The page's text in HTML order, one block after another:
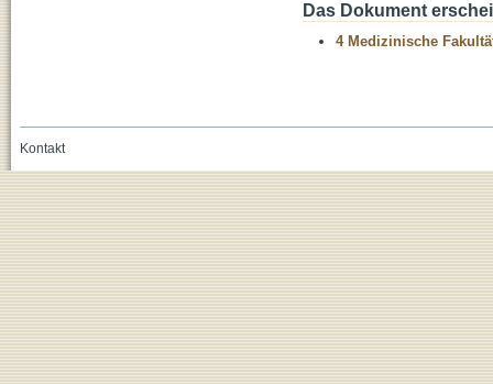
Das Dokument
4 Medizinische
Kontakt